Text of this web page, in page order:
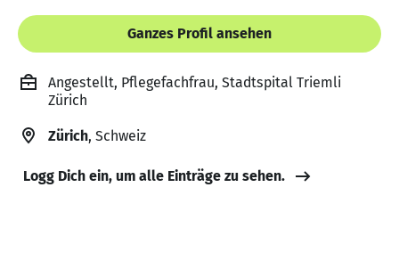
Ganzes Profil ansehen
Angestellt, Pflegefachfrau, Stadtspital Triemli
Zürich
Zürich, Schweiz
Logg Dich ein, um alle Einträge zu sehen.